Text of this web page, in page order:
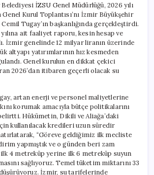
İZSU
Genel
Kurulu’ndan
Önemli
Kararlar
İZSU Genel Müdürlüğü, 2026 yılı
Genel Kurul Toplantısı’nı İzmir Büyükşehir
Tugay’ın başkanlığında gerçekleştirdi.
ait faaliyet raporu, kesin hesap ve
İzmir genelinde 12 milyar liranın üzerinde
altyapı yatırımlarının hız kesmeden
Genel kurulun en dikkat çekici
2026’dan itibaren geçerli olacak su
artan enerji ve personel maliyetlerine
korumak amacıyla bütçe politikalarını
Hükümetin, Dikili ve Aliağa’daki
kullanılacak kredileri uzun süredir
“Göreve geldiğimiz ilk mecliste
yapmıştık ve o günden beri zam
ilk 4 metreküp yerine ilk 6 metreküp suyun
sağlıyoruz. Temel tüketim miktarını 33
İzmir, su tarifelerinde